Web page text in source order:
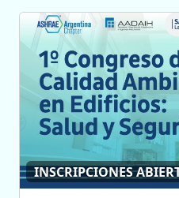
INSCRIPCIONES